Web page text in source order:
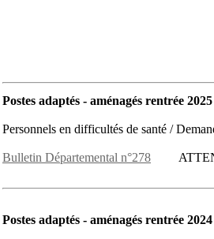
Postes adaptés - aménagés rentrée 2025
Personnels en difficultés de santé /
Bulletin Départemental n°278
Postes adaptés - aménagés rentrée 2024